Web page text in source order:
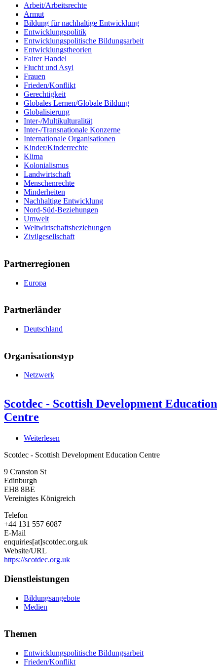
Arbeit/Arbeitsrechte
Armut
Bildung für nachhaltige Entwicklung
Entwicklungspolitik
Entwicklungspolitische Bildungsarbeit
Entwicklungstheorien
Fairer Handel
Flucht und Asyl
Frauen
Frieden/Konflikt
Gerechtigkeit
Globales Lernen/Globale Bildung
Globalisierung
Inter-/Multikulturalität
Inter-/Transnationale Konzerne
Internationale Organisationen
Kinder/Kinderrechte
Klima
Kolonialismus
Landwirtschaft
Menschenrechte
Minderheiten
Nachhaltige Entwicklung
Nord-Süd-Beziehungen
Umwelt
Weltwirtschaftsbeziehungen
Zivilgesellschaft
Partnerregionen
Europa
Partnerländer
Deutschland
Organisationstyp
Netzwerk
Scotdec - Scottish Development Education
Centre
Weiterlesen
-
Scotdec - Scottish Development Education Centre
9 Cranston St
Edinburgh
EH8 8BE
Vereinigtes Königreich
Telefon
+44 131 557 6087
E-Mail
enquiries[at]scotdec.org.uk
Website/URL
https://scotdec.org.uk
Dienstleistungen
Bildungsangebote
Medien
Themen
Entwicklungspolitische Bildungsarbeit
Frieden/Konflikt